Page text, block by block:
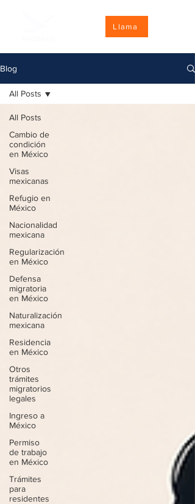
Llama
Blog
All Posts
Cambio de
condición
en México
Visas
mexicanas
Refugio en
México
Nacionalidad
mexicana
Regularización
en México
Defensa
migratoria
en México
Naturalización
mexicana
Residencia
en México
Otros
trámites
migratorios
legales
Ingreso a
México
Permiso
de trabajo
en México
Trámites
para
residentes
All Posts